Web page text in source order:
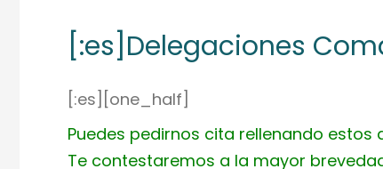
[:es]Delegaciones
[:es][one_half]
Puedes pedirnos cita rellenando estos
Te contestaremos a la mayor